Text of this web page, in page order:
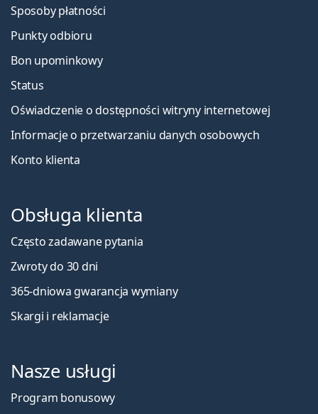
Sposoby płatności
Punkty odbioru
Bon upominkowy
Status
Oświadczenie o dostępności witryny internetowej
Informacje o przetwarzaniu danych osobowych
Konto klienta
Obsługa klienta
Często zadawane pytania
Zwroty do 30 dni
365-dniowa gwarancja wymiany
Skargi i reklamacje
Nasze usługi
Program bonusowy